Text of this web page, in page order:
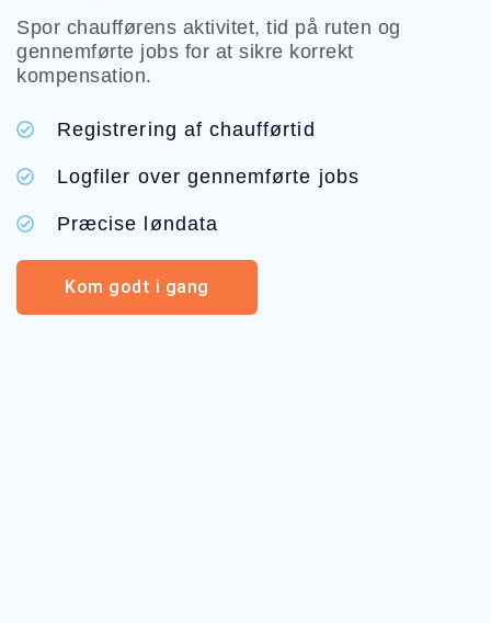
Spor chaufførens aktivitet, tid på ruten og
gennemførte jobs for at sikre korrekt
kompensation.
Registrering af chaufførtid
Logfiler over gennemførte jobs
Præcise løndata
Kom godt i gang